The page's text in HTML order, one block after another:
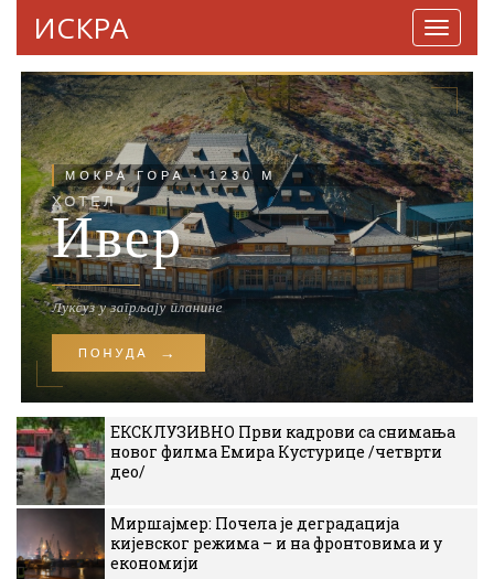
ИСКРА
ЕКСКЛУЗИВНО Први кадрови са снимања
новог филма Емира Кустурице /четврти
део/
Миршајмер: Почела је деградација
кијевског режима – и на фронтовима и у
економији